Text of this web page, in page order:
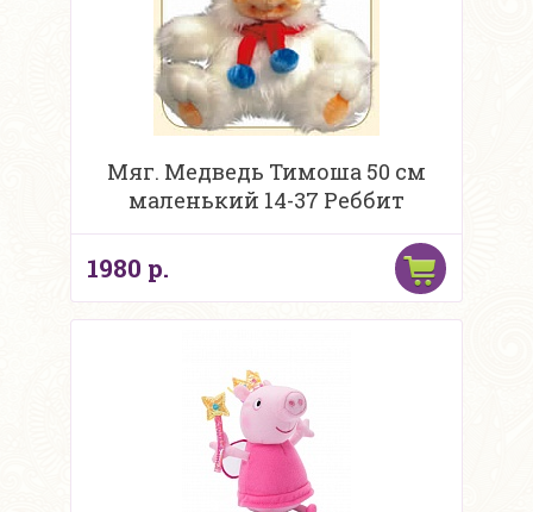
Мяг. Медведь Тимоша 50 см
маленький 14-37 Реббит
1980 р.